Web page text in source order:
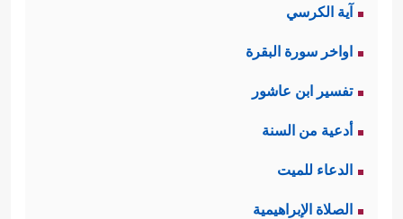
آية الكرسي
اواخر سورة البقرة
تفسير ابن عاشور
أدعية من السنة
الدعاء للميت
الصلاة الإبراهيمية